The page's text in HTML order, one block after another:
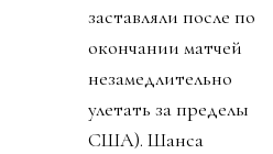
заставляли после по
окончании матчей
незамедлительно
улетать за пределы
США). Шанса